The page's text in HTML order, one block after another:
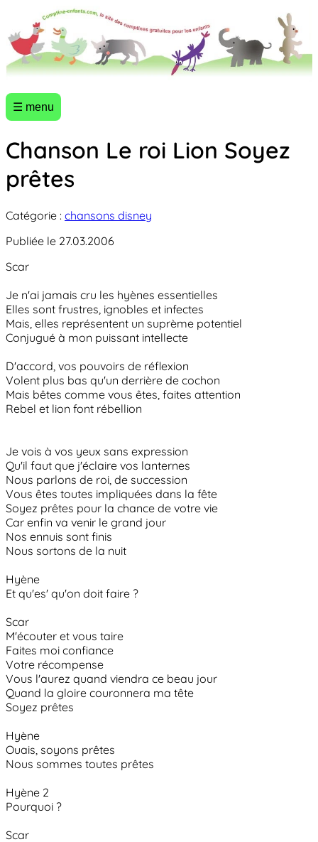
☰ menu
Chanson Le roi Lion Soyez
prêtes
Catégorie : chansons disney
Publiée le 27.03.2006
Scar
Je n'ai jamais cru les hyènes essentielles
Elles sont frustres, ignobles et infectes
Mais, elles représentent un suprème potentiel
Conjugué à mon puissant intellecte
D'accord, vos pouvoirs de réflexion
Volent plus bas qu'un derrière de cochon
Mais bêtes comme vous êtes, faites attention
Rebel et lion font rébellion
Je vois à vos yeux sans expression
Qu'il faut que j'éclaire vos lanternes
Nous parlons de roi, de succession
Vous êtes toutes impliquées dans la fête
Soyez prêtes pour la chance de votre vie
Car enfin va venir le grand jour
Nos ennuis sont finis
Nous sortons de la nuit
Hyène
Et qu'es' qu'on doit faire ?
Scar
M'écouter et vous taire
Faites moi confiance
Votre récompense
Vous l'aurez quand viendra ce beau jour
Quand la gloire couronnera ma tête
Soyez prêtes
Hyène
Ouais, soyons prêtes
Nous sommes toutes prêtes
Hyène 2
Pourquoi ?
Scar